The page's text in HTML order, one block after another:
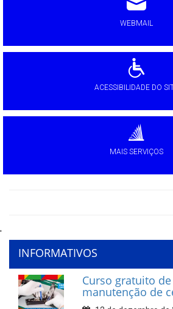
WEBMAIL
ACESSIBILIDADE DO
MAIS SERVIÇOS
'
INFORMATIVOS
Curso gratuito de
manutenção de